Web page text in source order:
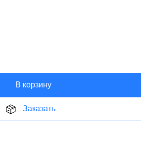
В корзину
Заказать